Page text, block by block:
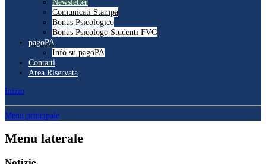
Comunicati Stampa
Bonus Psicologico
Bonus Psicologo Studenti FVG
pagoPA
Info su pagoPA
Contatti
Area Riservata
Inizio
Menu principale
Menu laterale